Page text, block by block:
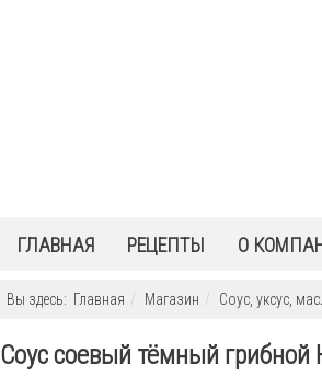
ГЛАВНАЯ РЕЦЕПТЫ О
Вы здесь: Главная Магазин Соус, уксус,
Соус соевый тёмный грибной